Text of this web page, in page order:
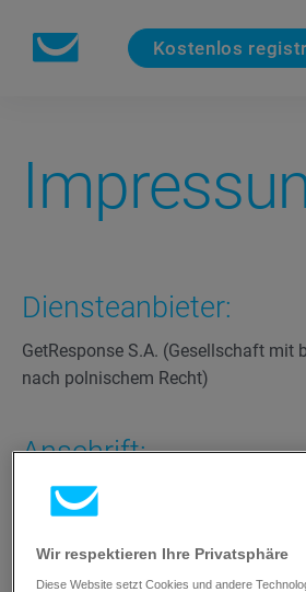
Kostenlos
Diensteanbieter:
GetResponse S.A. (Gesellschaft mit
nach polnischem Recht)
Anschrift:
Grunwaldzka 413
Kontakt:
Wir respektieren Ihre Privatsphäre
Diese Website setzt Cookies und andere